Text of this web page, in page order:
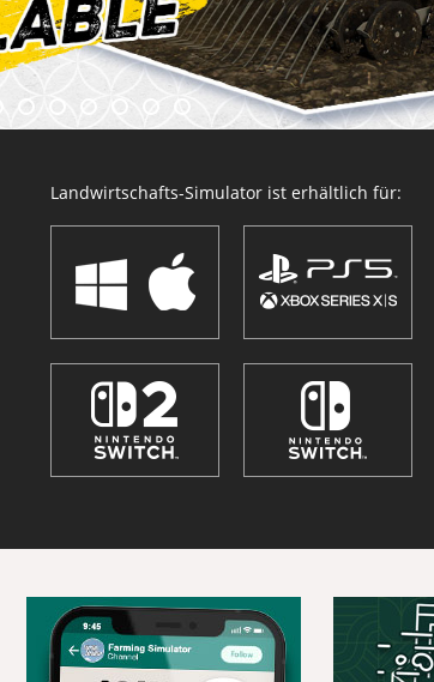
Landwirtschafts-Simulator ist erhältlich für: